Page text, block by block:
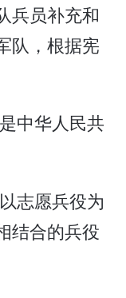
兵员补充和
队，根据宪
中华人民共
志愿兵役为
结合的兵役